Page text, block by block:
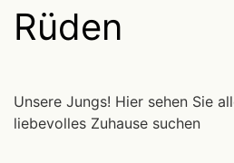
Rüden
Unsere Jungs! Hier sehen Sie
liebevolles Zuhause suchen